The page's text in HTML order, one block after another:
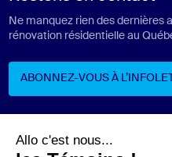
Ne manquez rien des dernières
rénovation résidentielle au
ABONNEZ-VOUS À
ABONNEZ-VOUS À
Suivez-nous